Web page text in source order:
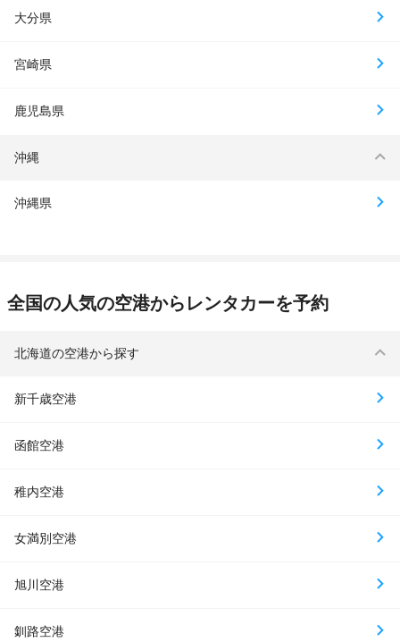
大分県
宮崎県
鹿児島県
沖縄
沖縄県
全国の人気の空港からレンタカーを予約
北海道の空港から探す
新千歳空港
函館空港
稚内空港
女満別空港
旭川空港
釧路空港